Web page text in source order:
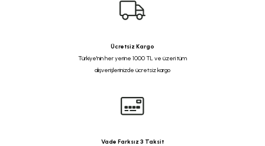
Ücretsiz Kargo
Türkiye'nin her yerine 1000 TL ve üzeri tüm
alışverişlerinizde ücretsiz kargo
Vade Farksız 3 Taksit